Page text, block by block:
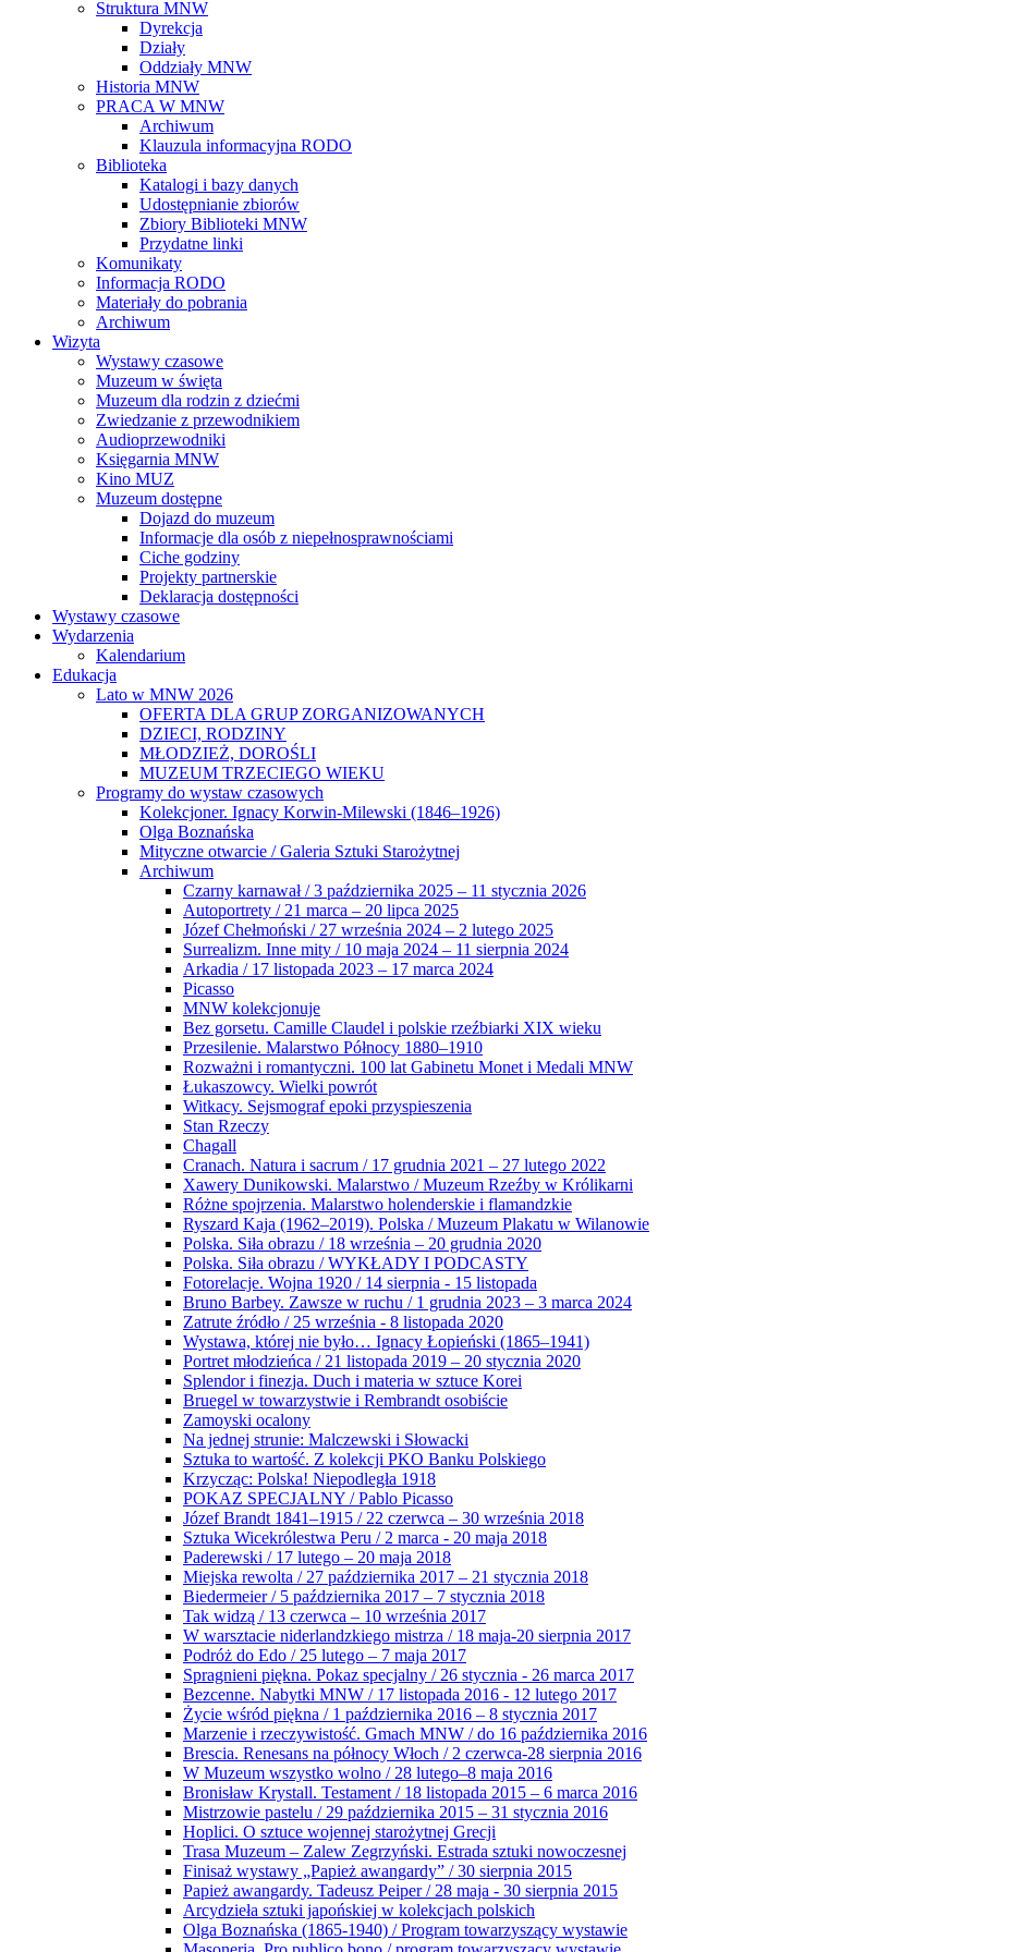
Struktura MNW
Dyrekcja
Działy
Oddziały MNW
Historia MNW
PRACA W MNW
Archiwum
Klauzula informacyjna RODO
Biblioteka
Katalogi i bazy danych
Udostępnianie zbiorów
Zbiory Biblioteki MNW
Przydatne linki
Komunikaty
Informacja RODO
Materiały do pobrania
Archiwum
Wizyta
Wystawy czasowe
Muzeum w święta
Muzeum dla rodzin z dziećmi
Zwiedzanie z przewodnikiem
Audioprzewodniki
Księgarnia MNW
Kino MUZ
Muzeum dostępne
Dojazd do muzeum
Informacje dla osób z niepełnosprawnościami
Ciche godziny
Projekty partnerskie
Deklaracja dostępności
Wystawy czasowe
Wydarzenia
Kalendarium
Edukacja
Lato w MNW 2026
OFERTA DLA GRUP ZORGANIZOWANYCH
DZIECI, RODZINY
MŁODZIEŻ, DOROŚLI
MUZEUM TRZECIEGO WIEKU
Programy do wystaw czasowych
Kolekcjoner. Ignacy Korwin-Milewski (1846–1926)
Olga Boznańska
Mityczne otwarcie / Galeria Sztuki Starożytnej
Archiwum
Czarny karnawał / 3 października 2025 – 11 stycznia 2026
Autoportrety / 21 marca – 20 lipca 2025
Józef Chełmoński / 27 września 2024 – 2 lutego 2025
Surrealizm. Inne mity / 10 maja 2024 – 11 sierpnia 2024
Arkadia / 17 listopada 2023 – 17 marca 2024
Picasso
MNW kolekcjonuje
Bez gorsetu. Camille Claudel i polskie rzeźbiarki XIX wieku
Przesilenie. Malarstwo Północy 1880–1910
Rozważni i romantyczni. 100 lat Gabinetu Monet i Medali MNW
Łukaszowcy. Wielki powrót
Witkacy. Sejsmograf epoki przyspieszenia
Stan Rzeczy
Chagall
Cranach. Natura i sacrum / 17 grudnia 2021 – 27 lutego 2022
Xawery Dunikowski. Malarstwo / Muzeum Rzeźby w Królikarni
Różne spojrzenia. Malarstwo holenderskie i flamandzkie
Ryszard Kaja (1962–2019). Polska / Muzeum Plakatu w Wilanowie
Polska. Siła obrazu / 18 września – 20 grudnia 2020
Polska. Siła obrazu / WYKŁADY I PODCASTY
Fotorelacje. Wojna 1920 / 14 sierpnia - 15 listopada
Bruno Barbey. Zawsze w ruchu / 1 grudnia 2023 – 3 marca 2024
Zatrute źródło / 25 września - 8 listopada 2020
Wystawa, której nie było… Ignacy Łopieński (1865–1941)
Portret młodzieńca / 21 listopada 2019 – 20 stycznia 2020
Splendor i finezja. Duch i materia w sztuce Korei
Bruegel w towarzystwie i Rembrandt osobiście
Zamoyski ocalony
Na jednej strunie: Malczewski i Słowacki
Sztuka to wartość. Z kolekcji PKO Banku Polskiego
Krzycząc: Polska! Niepodległa 1918
POKAZ SPECJALNY / Pablo Picasso
Józef Brandt 1841–1915 / 22 czerwca – 30 września 2018
Sztuka Wicekrólestwa Peru / 2 marca - 20 maja 2018
Paderewski / 17 lutego – 20 maja 2018
Miejska rewolta / 27 października 2017 – 21 stycznia 2018
Biedermeier / 5 października 2017 – 7 stycznia 2018
Tak widzą / 13 czerwca – 10 września 2017
W warsztacie niderlandzkiego mistrza / 18 maja-20 sierpnia 2017
Podróż do Edo / 25 lutego – 7 maja 2017
Spragnieni piękna. Pokaz specjalny / 26 stycznia - 26 marca 2017
Bezcenne. Nabytki MNW / 17 listopada 2016 - 12 lutego 2017
Życie wśród piękna / 1 października 2016 – 8 stycznia 2017
Marzenie i rzeczywistość. Gmach MNW / do 16 października 2016
Brescia. Renesans na północy Włoch / 2 czerwca-28 sierpnia 2016
W Muzeum wszystko wolno / 28 lutego–8 maja 2016
Bronisław Krystall. Testament / 18 listopada 2015 – 6 marca 2016
Mistrzowie pastelu / 29 października 2015 – 31 stycznia 2016
Hoplici. O sztuce wojennej starożytnej Grecji
Trasa Muzeum – Zalew Zegrzyński. Estrada sztuki nowoczesnej
Finisaż wystawy „Papież awangardy” / 30 sierpnia 2015
Papież awangardy. Tadeusz Peiper / 28 maja - 30 sierpnia 2015
Arcydzieła sztuki japońskiej w kolekcjach polskich
Olga Boznańska (1865-1940) / Program towarzyszący wystawie